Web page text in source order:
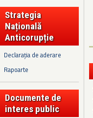
Strategia
Națională
Anticorupție
Declarația de aderare
Rapoarte
Documente de
interes public